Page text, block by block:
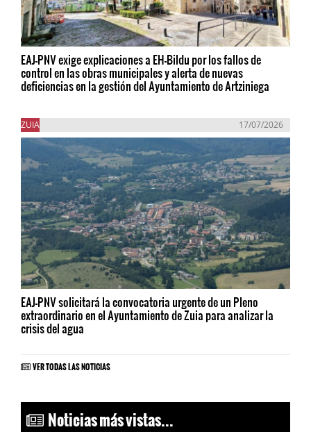
EAJ-PNV exige explicaciones a EH-Bildu por los fallos de
control en las obras municipales y alerta de nuevas
deficiencias en la gestión del Ayuntamiento de Artziniega
ZUIA 17/07/2026
EAJ-PNV solicitará la convocatoria urgente de un Pleno
extraordinario en el Ayuntamiento de Zuia para analizar la
crisis del agua
VER TODAS LAS NOTICIAS
Noticias más vistas...